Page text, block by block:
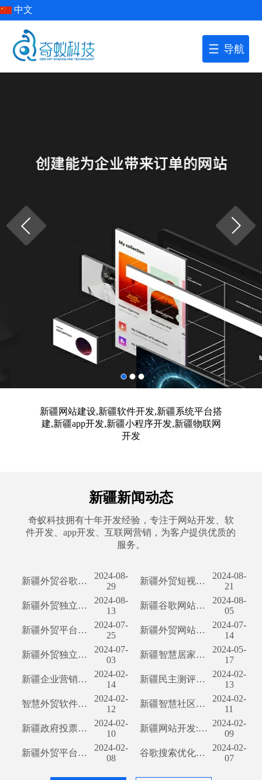
中文
导航
新疆网站建设,新疆软件开发,新疆系统平台搭
建,新疆app开发,新疆小程序开发,新疆物联网
开发
新疆新闻动态
奇蚁科技拥有十年开发经验，专注于网站开发、软
件开发、app开发、互联网营销，为客户提供优质的
服务。
新疆外贸谷歌SEO优化：助力公司走向国际市场
2024-08-
29
新疆外贸短视频TikTok矩阵推广：如何利用TikTok扩大新疆外贸业务
2024-08-
21
新疆外贸独立站开发：助力公司快速拓展国际市场
2024-08-
13
新疆谷歌网站开发：专业百科解答，立足本地服务
2024-08-
05
新疆外贸平台推广：打造地区经济发展新引擎
2024-07-
25
新疆外贸网站推广：如何提高网站流量和促进外贸业务增长
2024-07-
14
新疆外贸独立站开发：如何选择合适的开发公司？
2024-07-
03
新疆智慧居家养老：关爱老年人，守护家庭
2024-05-
17
新疆企业营销推广平台开发:创造高效数字营销新时代
2024-02-
14
新疆民主测评选举投票系统开发:助力基层民主发展
2024-02-
13
智慧外贸软件开发：助力新疆企业拓展国际市场
2024-02-
12
新疆智慧社区开发：打造智能生活新体验
2024-02-
11
新疆政府投票评选软件开发
2024-02-
10
新疆网站开发:如何让网站更符合当地文化特色?
2024-02-
09
新疆外贸平台获客：探索与实践
2024-02-
08
谷歌搜索优化：新疆关键词优化指南
2024-02-
07